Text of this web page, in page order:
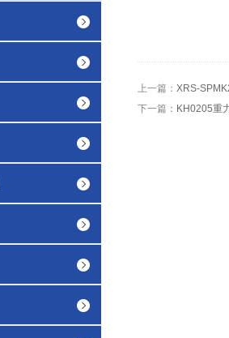
上一篇： XRS-
下一篇： KH0205重